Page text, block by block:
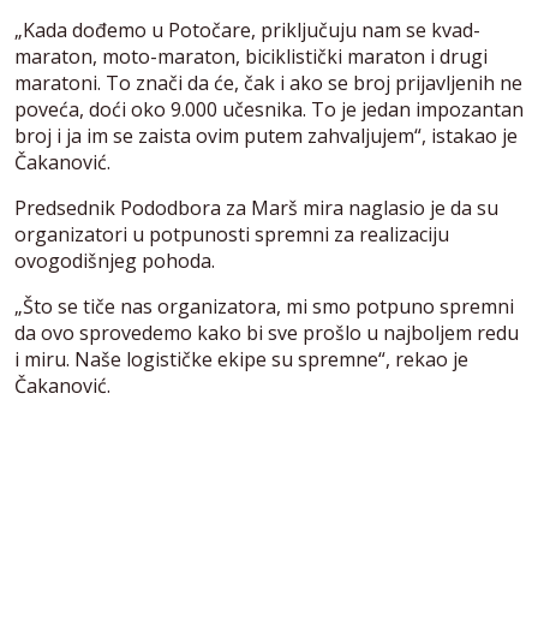
„Kada dođemo u Potočare, priključuju nam se kvad-
maraton, moto-maraton, biciklistički maraton i drugi
maratoni. To znači da će, čak i ako se broj prijavljenih ne
poveća, doći oko 9.000 učesnika. To je jedan impozantan
broj i ja im se zaista ovim putem zahvaljujem“, istakao je
Čakanović.
Predsednik Pododbora za Marš mira naglasio je da su
organizatori u potpunosti spremni za realizaciju
ovogodišnjeg pohoda.
„Što se tiče nas organizatora, mi smo potpuno spremni
da ovo sprovedemo kako bi sve prošlo u najboljem redu
i miru. Naše logističke ekipe su spremne“, rekao je
Čakanović.